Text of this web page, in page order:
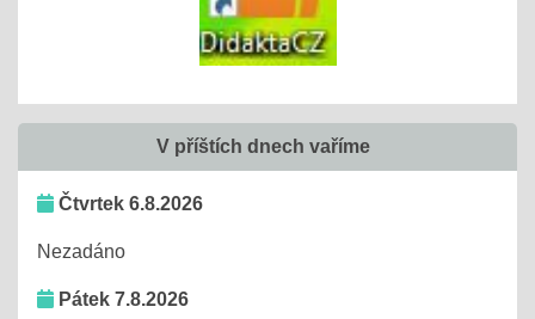
V příštích dnech vaříme
Čtvrtek 6.8.2026
Nezadáno
Pátek 7.8.2026